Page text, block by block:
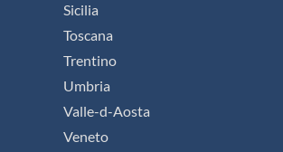
Sicilia
Toscana
Trentino
Umbria
Valle-d-Aosta
Veneto